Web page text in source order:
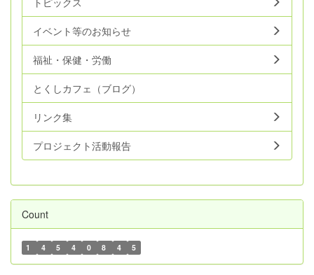
イベント等のお知らせ
福祉・保健・労働
とくしカフェ（ブログ）
リンク集
プロジェクト活動報告
Count
1 4 5 4 0 8 4 5